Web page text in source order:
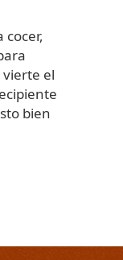
cocer,
vierte el
bien